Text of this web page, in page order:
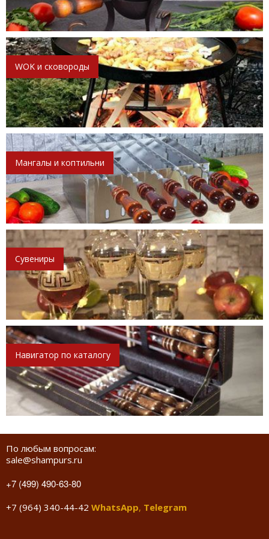
WOK и сковороды
Мангалы и коптильни
Сувениры
Навигатор по каталогу
По любым вопросам:
sale@shampurs.ru
+7 (499) 490-63-80
+7 (964) 340-44-42 WhatsApp, Telegram